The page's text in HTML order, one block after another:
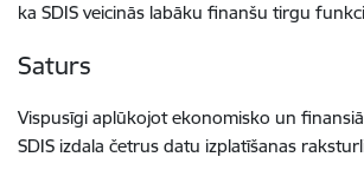
ka SDIS veicinās labāku finanšu tirgu
Saturs
Vispusīgi aplūkojot ekonomisko un
SDIS izdala četrus datu izplatīšanas